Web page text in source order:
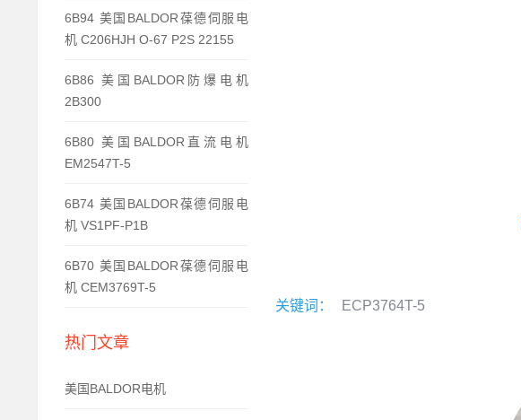
6B94 美国BALDOR葆德伺服电
机 C206HJH O-67 P2S 22155
6B86 美国BALDOR防爆电机
2B300
6B80 美国BALDOR直流电机
EM2547T-5
6B74 美国BALDOR葆德伺服电
机 VS1PF-P1B
6B70 美国BALDOR葆德伺服电
机 CEM3769T-5
热门文章
美国BALDOR电机
关键词： ECP3764T-5